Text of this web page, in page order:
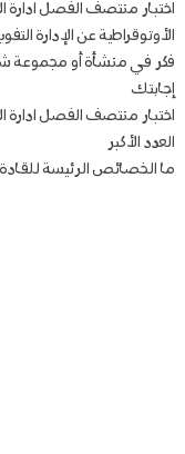
اختبار منتصف الفصل ادارة
الأوتوقراطية عن الإدارة
فكر في منشأة أو مجموعة
إجابتك
اختبار منتصف الفصل ادارة
العدد الأكبر
ما الخصائص الرئيسة للقادة